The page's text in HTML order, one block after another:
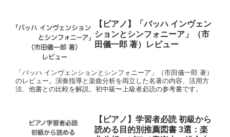
【ピアノ】「バッハ インヴェン
ションとシンフォニーア」（市
田儀一郎 著）レビュー
「バッハ インヴェンションとシンフォニーア」（市田儀一郎 著）
のレビュー。演奏指導と楽曲分析を両立した名著の内容、活用方
法、他書との比較を解説。初中級〜上級者必読の参考書です。
【ピアノ】学習者必読 初級から
読める目的別推薦図書 3選：楽